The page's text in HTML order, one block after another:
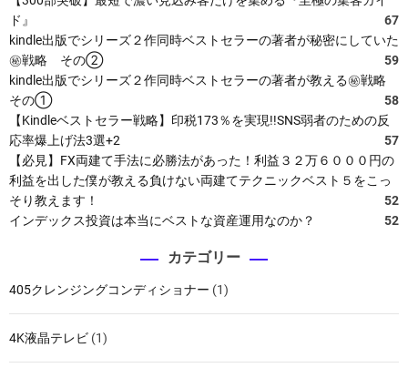
ド』
67
kindle出版でシリーズ２作同時ベストセラーの著者が秘密にしていた
㊙戦略 その②
59
kindle出版でシリーズ２作同時ベストセラーの著者が教える㊙戦略
その①
58
【Kindleベストセラー戦略】印税173％を実現!!SNS弱者のための反
応率爆上げ法3選+2
57
【必見】FX両建て手法に必勝法があった！利益３２万６０００円の
利益を出した僕が教える負けない両建てテクニックベスト５をこっ
そり教えます！
52
インデックス投資は本当にベストな資産運用なのか？
52
カテゴリー
405クレンジングコンディショナー (1)
4K液晶テレビ (1)